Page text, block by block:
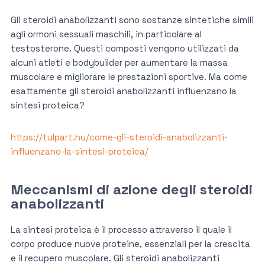
Gli steroidi anabolizzanti sono sostanze sintetiche simili
agli ormoni sessuali maschili, in particolare al
testosterone. Questi composti vengono utilizzati da
alcuni atleti e bodybuilder per aumentare la massa
muscolare e migliorare le prestazioni sportive. Ma come
esattamente gli steroidi anabolizzanti influenzano la
sintesi proteica?
https://tulpart.hu/come-gli-steroidi-anabolizzanti-
influenzano-la-sintesi-proteica/
Meccanismi di azione degli steroidi
anabolizzanti
La sintesi proteica è il processo attraverso il quale il
corpo produce nuove proteine, essenziali per la crescita
e il recupero muscolare. Gli steroidi anabolizzanti